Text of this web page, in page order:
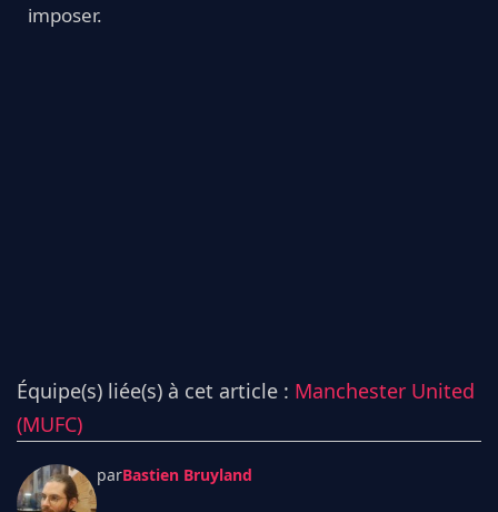
imposer.
Équipe(s) liée(s) à cet article : Manchester United
(MUFC)
parBastien Bruyland